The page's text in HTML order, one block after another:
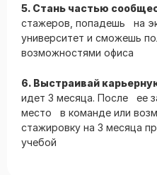
5. Стань частью
стажеров, попадешь на
университет и сможешь
возможностями офиса
6. Выстраивай
идет 3 месяца. После ее
место в команде или
стажировку на 3 месяца
учебой